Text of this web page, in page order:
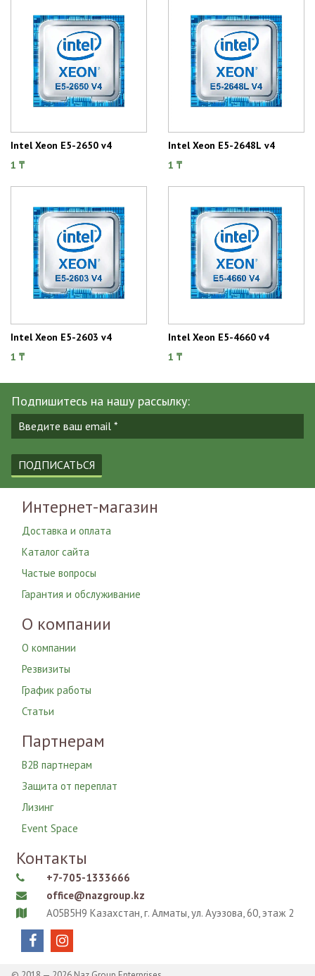
Intel Xeon E5-2650 v4
1 ₸
Intel Xeon E5-2648L v4
1 ₸
Intel Xeon E5-2603 v4
1 ₸
Intel Xeon E5-4660 v4
1 ₸
Подпишитесь на нашу рассылку:
ПОДПИСАТЬСЯ
Интернет-магазин
Доставка и оплата
Каталог сайта
Частые вопросы
Гарантия и обслуживание
О компании
О компании
Резвизиты
График работы
Статьи
Партнерам
B2B партнерам
Защита от переплат
Лизинг
Event Space
Контакты
 +7-705-1333666
 office@nazgroup.kz
 A05B5H9 Казахстан, г. Алматы, ул. Ауэзова, 60, этаж 2
 